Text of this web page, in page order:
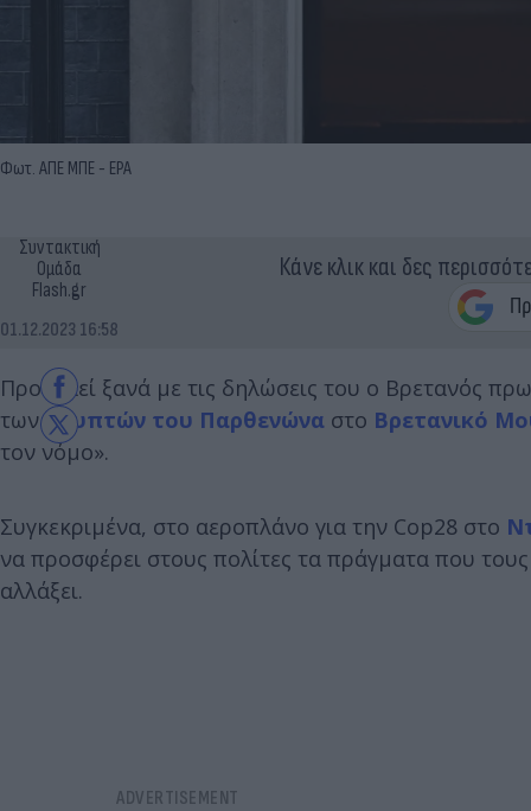
Φωτ. ΑΠΕ ΜΠΕ - ΕΡΑ
Συντακτική
Ομάδα
Flash.gr
01.12.2023 16:58
Κάνε κλικ και δες
Προκαλεί ξανά με τις δηλώσεις του ο Βρετανός
τωνΓλυπτών του Παρθενώνα στο Βρετανικό
τον νόμο».
Συγκεκριμένα, στο αεροπλάνο για την Cop28 στο
να προσφέρει στους πολίτες τα πράγματα που
αλλάξει.